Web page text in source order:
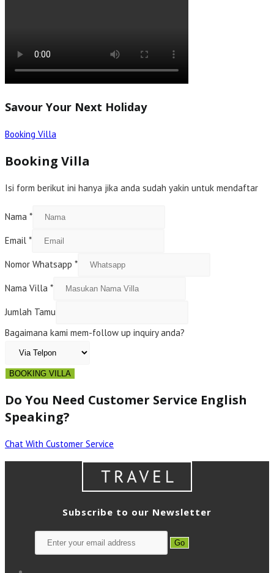
Savour Your Next Holiday
Booking Villa
Booking Villa
Isi form berikut ini hanya jika anda sudah yakin untuk mendaftar
Nama *
Email *
Nomor Whatsapp *
Nama Villa *
Jumlah Tamu
Bagaimana kami mem-follow up inquiry anda?
BOOKING VILLA
Do You Need Customer Service English
Speaking?
Chat With Customer Service
Subscribe to our Newsletter
Go